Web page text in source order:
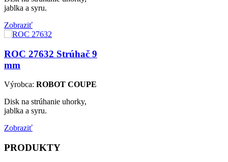
jablka a syru.
Zobraziť
ROC 27632 Strúhač 9
mm
Výrobca: ROBOT COUPE
Disk na strúhanie uhorky,
jablka a syru.
Zobraziť
PRODUKTY